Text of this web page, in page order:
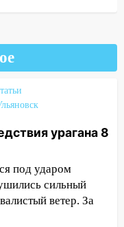
сами
не
город:
рухнул
обманули
на
урагана 8
под ударом
сильный
ветер. За